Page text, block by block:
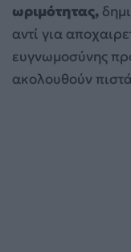
ωριμότητας,
αντί για
ευγνωμοσύνης
ακολουθούν